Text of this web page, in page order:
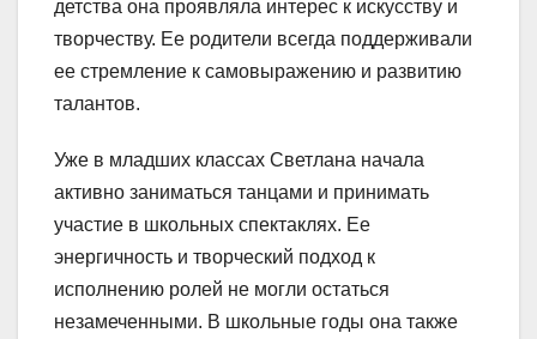
детства она проявляла интерес к искусству и
творчеству. Ее родители всегда поддерживали
ее стремление к самовыражению и развитию
талантов.
Уже в младших классах Светлана начала
активно заниматься танцами и принимать
участие в школьных спектаклях. Ее
энергичность и творческий подход к
исполнению ролей не могли остаться
незамеченными. В школьные годы она также